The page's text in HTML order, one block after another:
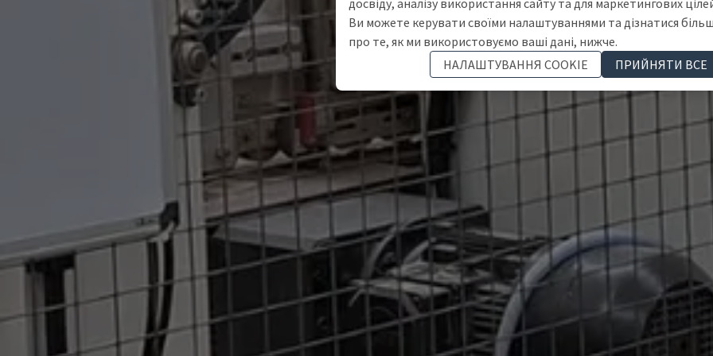
досвіду, аналізу використання сайту та для маркетингових
Ви можете керувати своїми налаштуваннями та дізнатися
про те, як ми використовуємо ваші дані, нижче.
НАЛАШТУВАННЯ COOKIE
ПРИЙНЯТИ ВСЕ